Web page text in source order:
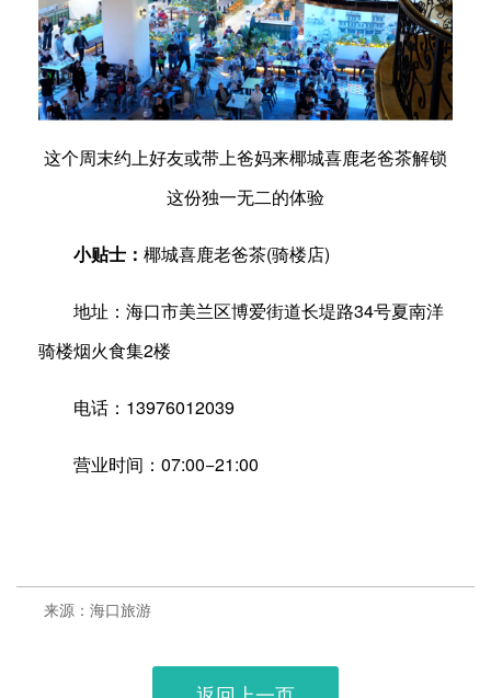
这个周末约上好友或带上爸妈来椰城喜鹿老爸茶解锁
这份独一无二的体验
小贴士： 椰城喜鹿老爸茶(骑楼店)
地址：海口市美兰区博爱街道长堤路34号夏南洋
骑楼烟火食集2楼
电话：13976012039
营业时间：07:00−21:00
来源：海口旅游